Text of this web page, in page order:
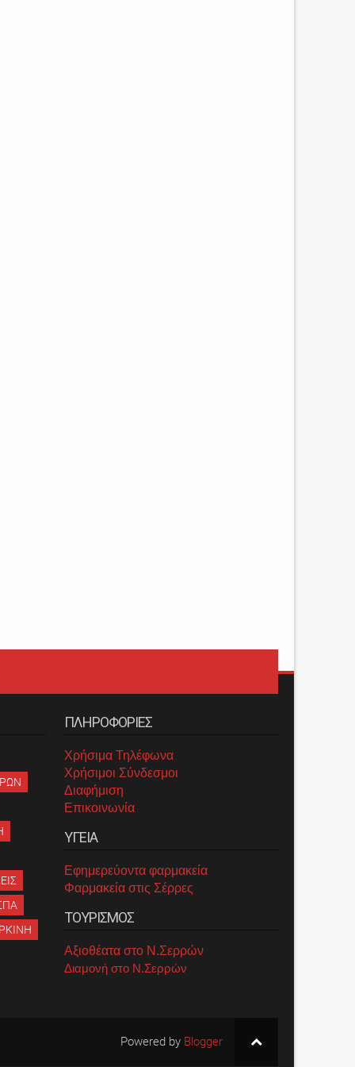
ΠΛΗΡΟΦΟΡΙΕΣ
Χρήσιμα Τηλέφωνα
Χρήσιμοι Σύνδεσμοι
Διαφήμιση
Επικοινωνία
ΥΓΕΙΑ
Εφημερεύοντα φαρμακεία
Φαρμακεία στις Σέρρες
ΤΟΥΡΙΣΜΟΣ
Αξιοθέατα στο Ν.Σερρών
Διαμονή στο Ν.Σερρών
Powered by Blogger